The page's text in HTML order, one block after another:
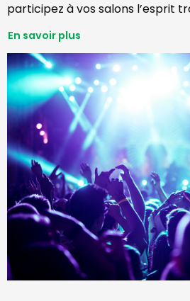
participez à vos salons l’esprit
En savoir plus